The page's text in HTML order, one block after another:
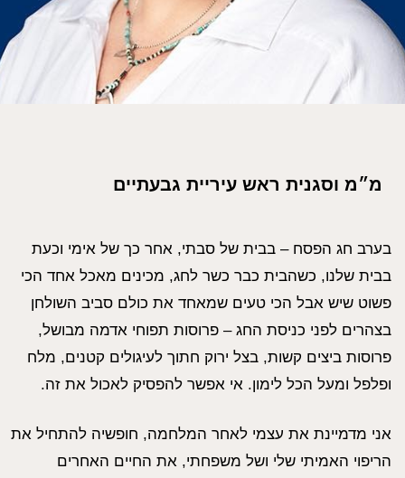
מ״מ וסגנית ראש עיריית גבעתיים‏
בערב חג הפסח – בבית של סבתי, אחר כך של אימי וכעת
בבית שלנו, כשהבית כבר כשר לחג, מכינים מאכל אחד הכי
פשוט שיש אבל הכי טעים שמאחד את כולם סביב השולחן
בצהרים לפני כניסת החג – פרוסות תפוחי אדמה מבושל,
פרוסות ביצים קשות, בצל ירוק חתוך לעיגולים קטנים, מלח
ופלפל ומעל הכל לימון. אי אפשר להפסיק לאכול את זה.
אני מדמיינת את עצמי לאחר המלחמה, חופשיה להתחיל את
הריפוי האמיתי שלי ושל משפחתי, את החיים האחרים